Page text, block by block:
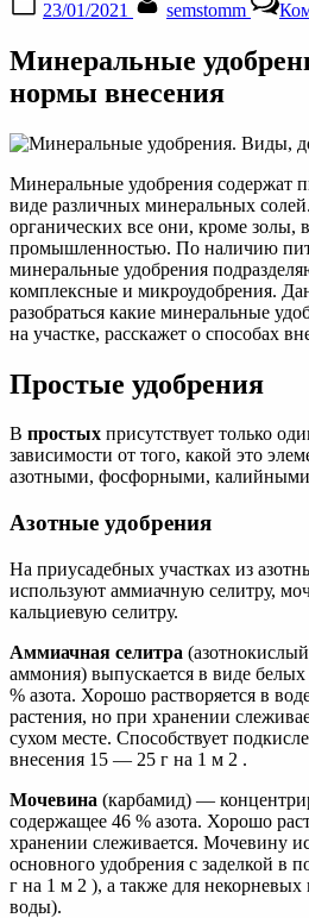
on
23/01/2021 semstomm
Минеральные
нормы внесения
Минеральные удобрения содержат
виде различных минеральных
органических все они, кроме золы,
промышленностью. По наличию
минеральные удобрения
комплексные и микроудобрения.
разобраться какие минеральные
на участке, расскажет о способах
Простые удобрения
В простых присутствует только
зависимости от того, какой это
азотными, фосфорными, калийными
Азотные удобрения
На приусадебных участках из
используют аммиачную селитру,
кальциевую селитру.
Аммиачная селитра
аммония) выпускается в виде
% азота. Хорошо растворяется в
растения, но при хранении
сухом месте. Способствует
внесения 15 — 25 г на 1 м 2 .
Мочевина (карбамид) —
содержащее 46 % азота. Хорошо
хранении слеживается. Мочевину
основного удобрения с заделкой в
г на 1 м 2 ), а также для
воды).